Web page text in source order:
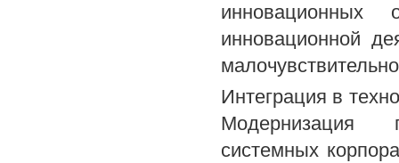
инновационных
инновационной
Интеграция в
Модернизация
системных